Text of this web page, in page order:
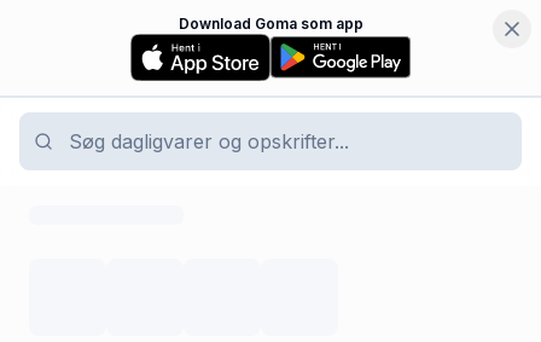
Download Goma som app